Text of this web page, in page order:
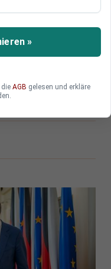
soll die Ukraine
übernehmen
»
AGB gelesen und erkläre